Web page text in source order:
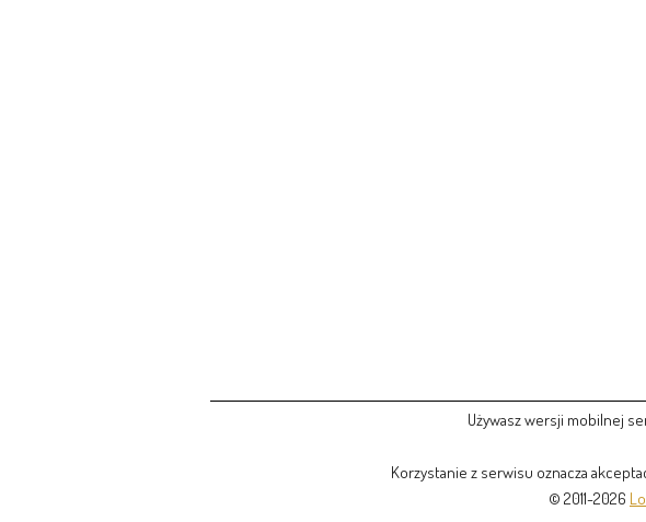
Używasz wersji mobilnej
Korzystanie z serwisu oznacza
© 2011-2026